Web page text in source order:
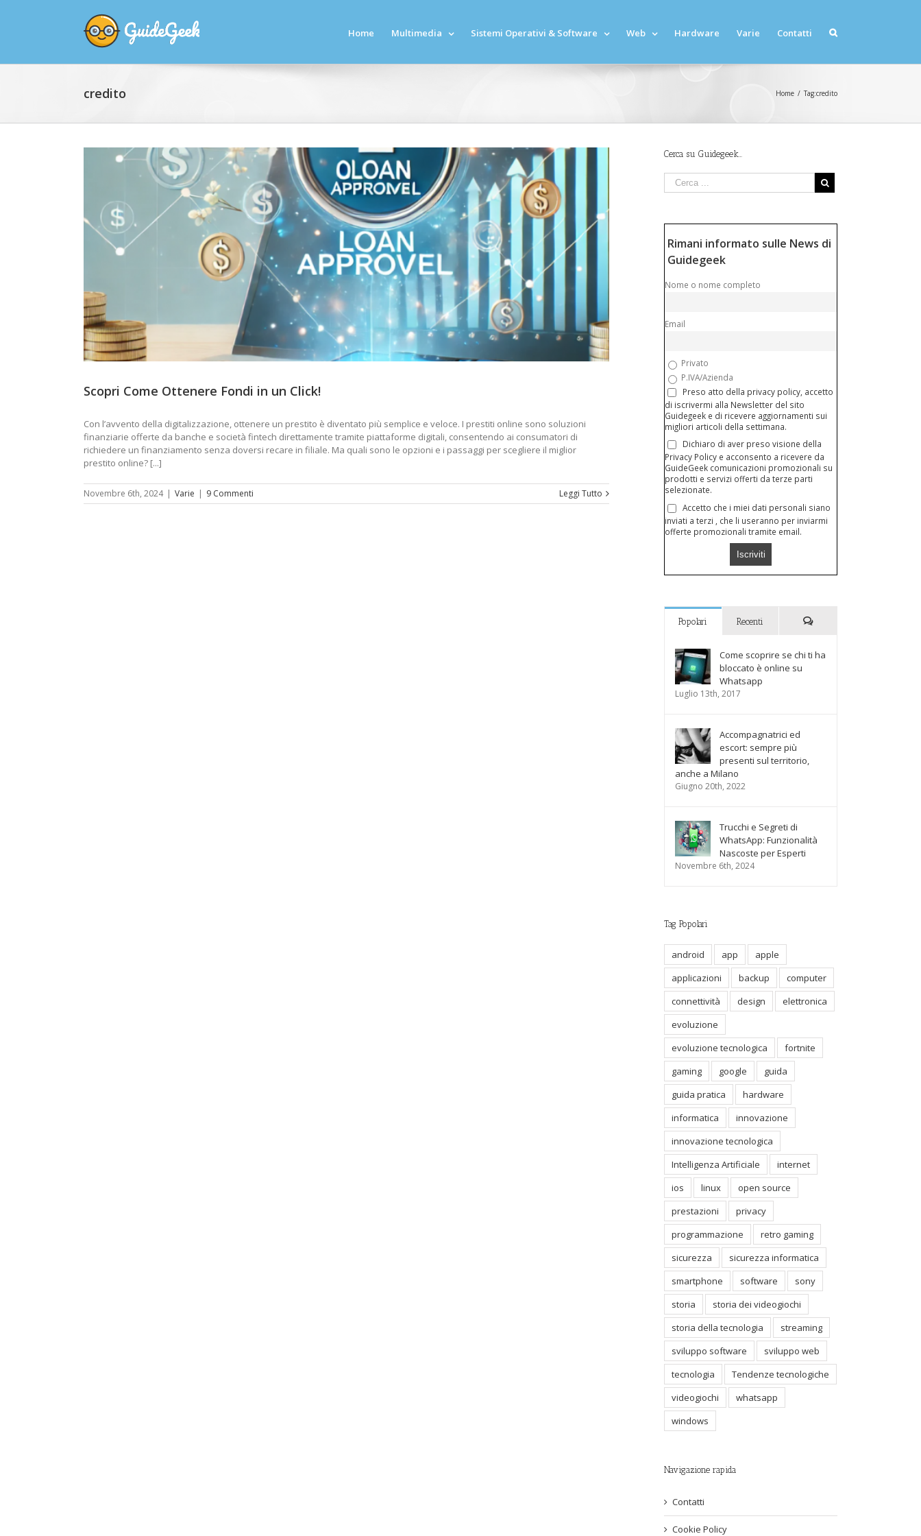
Home Multimedia Sistemi Operativi & Software Web Hardware Varie Contatti
credito Home / Tag:credito
Scopri Come Ottenere Fondi in un Click!
Con l’avvento della digitalizzazione, ottenere un prestito è diventato più semplice e veloce. I prestiti online sono soluzioni
finanziarie offerte da banche e società fintech direttamente tramite piattaforme digitali, consentendo ai consumatori di
richiedere un finanziamento senza doversi recare in filiale. Ma quali sono le opzioni e i passaggi per scegliere il miglior
prestito online? [...]
Novembre 6th, 2024 | Varie | 9 Commenti Leggi Tutto
Cerca su Guidegeek…
Rimani informato sulle News di
Guidegeek
Nome o nome completo
Email
Privato
P.IVA/Azienda
Preso atto della privacy policy, accetto
di iscrivermi alla Newsletter del sito
Guidegeek e di ricevere aggiornamenti sui
migliori articoli della settimana.
Dichiaro di aver preso visione della
Privacy Policy e acconsento a ricevere da
GuideGeek comunicazioni promozionali su
prodotti e servizi offerti da terze parti
selezionate.
Accetto che i miei dati personali siano
inviati a terzi , che li useranno per inviarmi
offerte promozionali tramite email.
Popolari Recenti
Come scoprire se chi ti ha
bloccato è online su
Whatsapp
Luglio 13th, 2017
Accompagnatrici ed
escort: sempre più
presenti sul territorio,
anche a Milano
Giugno 20th, 2022
Trucchi e Segreti di
WhatsApp: Funzionalità
Nascoste per Esperti
Novembre 6th, 2024
Tag Popolari
android app
apple
applicazioni
backup
computer
connettività
design
elettronica
evoluzione
evoluzione tecnologica
fortnite
gaming
google
guida
guida pratica
hardware
informatica
innovazione
innovazione tecnologica
Intelligenza Artificiale
internet
ios
linux
open source
prestazioni
privacy
programmazione
retro gaming
sicurezza
sicurezza informatica
smartphone
software
sony
storia
storia dei videogiochi
storia della tecnologia
streaming
sviluppo software
sviluppo web
tecnologia
Tendenze tecnologiche
videogiochi
whatsapp
windows
Navigazione rapida
Contatti
Cookie Policy